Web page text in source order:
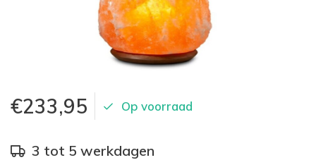
€233,95 Op voorraad
3 tot 5 werkdagen